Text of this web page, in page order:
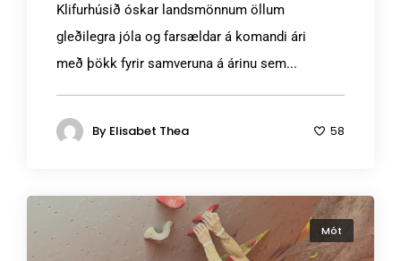
Klifurhúsið óskar landsmönnum öllum
gleðilegra jóla og farsældar á komandi ári
með þökk fyrir samveruna á árinu sem...
By Elisabet Thea 58
Mót